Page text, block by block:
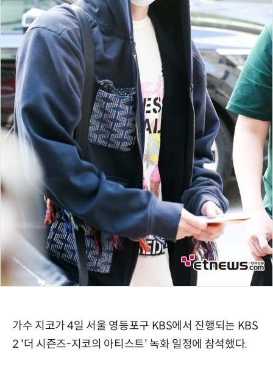
가수 지코가 4일 서울 영등포구 KBS에서 진행되는 KBS
2 '더 시즌즈-지코의 아티스트' 녹화 일정에 참석했다.